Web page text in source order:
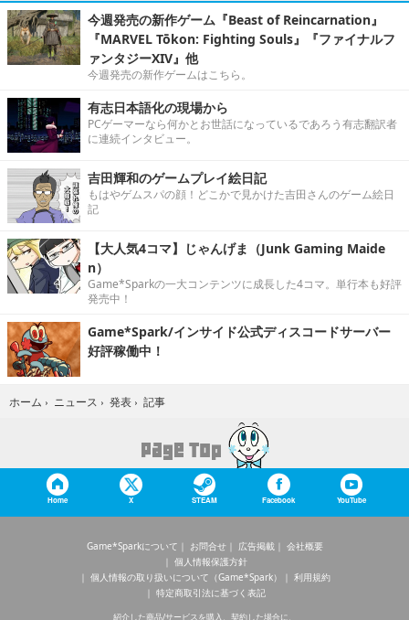
今週発売の新作ゲーム『Beast of Reincarnation』
『MARVEL Tōkon: Fighting Souls』『ファイナルフ
ァンタジーXIV』他
今週発売の新作ゲームはこちら。
有志日本語化の現場から
PCゲーマーなら何かとお世話になっているであろう有志翻訳者
に連続インタビュー。
吉田輝和のゲームプレイ絵日記
もはやゲムスパの顔！どこかで見かけた吉田さんのゲーム絵日
記
【大人気4コマ】じゃんげま（Junk Gaming Maide
n）
Game*Sparkの一大コンテンツに成長した4コマ。単行本も好評
発売中！
Game*Spark/インサイド公式ディスコードサーバー
好評稼働中！
ホーム › ニュース › 発表 › 記事
Home X STEAM Facebook YouTube
Game*Sparkについて お問合せ 広告掲載
会社概要
個人情報保護方針
個人情報の取り扱いについて（Game*Spark）
利用規約
特定商取引法に基づく表記
紹介した商品/サービスを購入、契約した場合に、